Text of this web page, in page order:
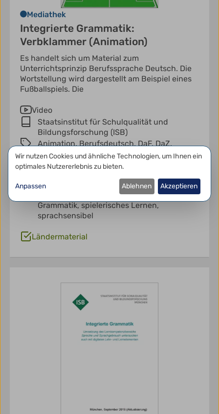
Mediathek
Integrierte Grammatik:
Verbklammer (Animation)
Es handelt sich um Material zum
Unterrichtsprinzip Berufssprache Deutsch. Die
Wortstellung wird dargestellt am Beispiel eines
Fußballspiels. Die
Video
Staatsinstitut für Schulqualität und
Bildungsforschung (ISB)
Animation, Berufsdeutsch, DaF, DaZ,
Deutsch,Grammatik, Kompetenz,
Querschnittsaufgabe,Sprachbegleitung,
Sprachgebrauch,
Sprachsensibilität,
Sprachsensibler Unterricht,integrierte
Grammatik, spielerisches Lernen,
sprachsensibel
Ländermaterial
Datenschutzeinstellungen
Wir nutzen Cookies und ähnliche Technologien, um Ihnen ein
optimales Nutzererlebnis zu bieten.
Anpassen Ablehnen Akzeptieren